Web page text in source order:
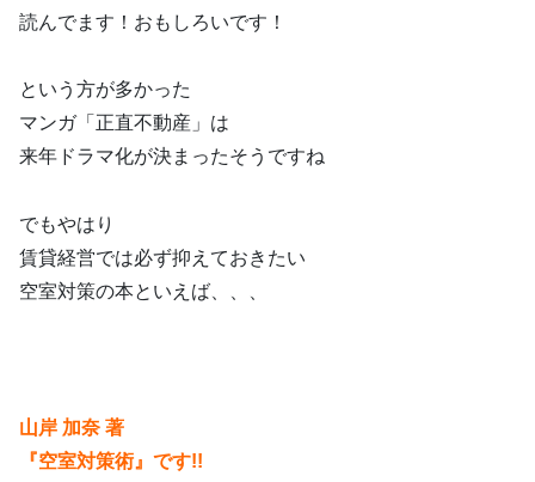
読んでます！おもしろいです！
という方が多かった
マンガ「正直不動産」は
来年ドラマ化が決まったそうですね
でもやはり
賃貸経営では必ず抑えておきたい
空室対策の本といえば、、、
山岸 加奈 著
『空室対策術』です!!